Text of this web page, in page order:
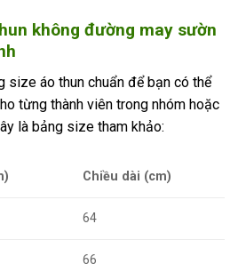
không đường may sườn
size áo thun chuẩn để bạn có thể
từng thành viên trong nhóm hoặc
là bảng size tham khảo:
Chiều dài (cm)
64
66